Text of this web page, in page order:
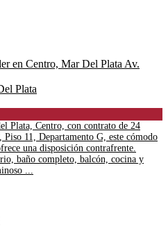
Plata
Plata, Centro, con contrato de 24
11, Departamento G, este cómodo
una disposición contrafrente.
baño completo, balcón, cocina y
...